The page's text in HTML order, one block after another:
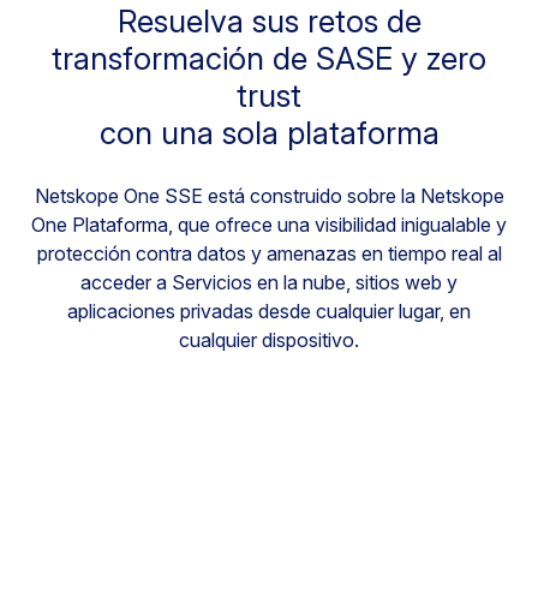
Resuelva sus retos de
transformación de SASE y zero
trust
con una sola plataforma
Netskope One SSE está construido sobre la Netskope
One Plataforma, que ofrece una visibilidad inigualable y
protección contra datos y amenazas en tiempo real al
acceder a Servicios en la nube, sitios web y
aplicaciones privadas desde cualquier lugar, en
cualquier dispositivo.